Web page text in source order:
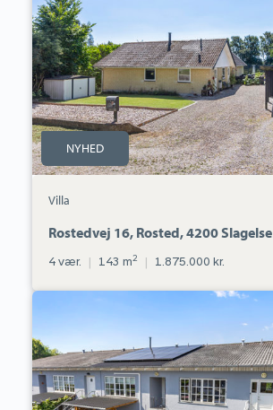
Rosted,
4200
Slagelse
NYHED
Villa
Rostedvej 16, Rosted, 4200 Slagelse
4 vær. | 143 m2 | 1.875.000 kr.
15D,
Slagelse,
4200
Slagelse